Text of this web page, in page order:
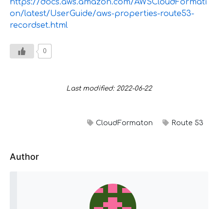
https://docs.aws.amazon.com/AWSCloudFormati
on/latest/UserGuide/aws-properties-route53-
recordset.html
0
Last modified: 2022-06-22
CloudFormaton Route 53
Author